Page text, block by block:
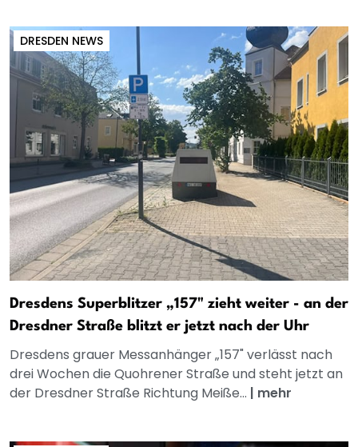
DRESDEN NEWS
Dresdens Superblitzer „157" zieht weiter - an der
Dresdner Straße blitzt er jetzt nach der Uhr
Dresdens grauer Messanhänger „157" verlässt nach
drei Wochen die Quohrener Straße und steht jetzt an
der Dresdner Straße Richtung Meiße... | mehr